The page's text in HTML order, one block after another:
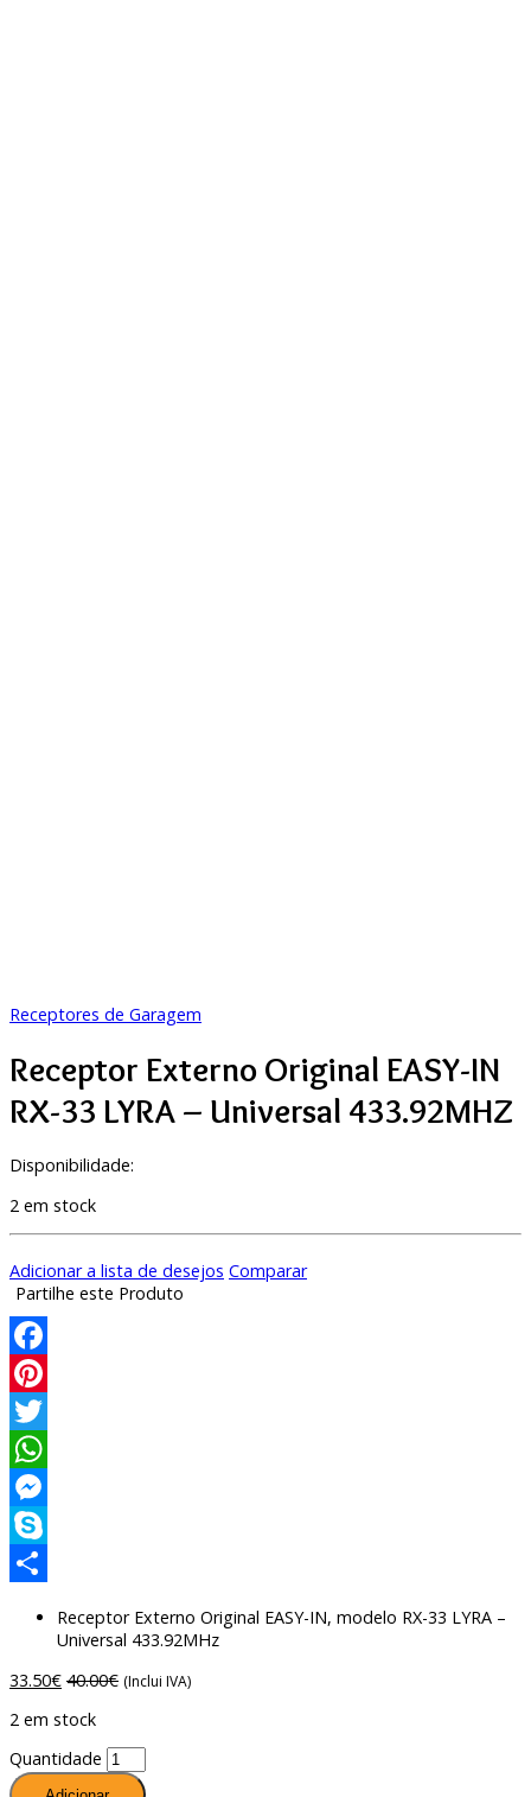
Receptores de Garagem
Receptor Externo Original EASY-IN
RX-33 LYRA – Universal 433.92MHZ
Disponibilidade:
2 em stock
Adicionar a lista de desejos Comparar
Partilhe este Produto
Facebook
Pinterest
Twitter
WhatsApp
Messenger
Skype
Receptor Externo Original EASY-IN, modelo RX-33 LYRA –
Universal 433.92MHz
33.50€ 40.00€ (Inclui IVA)
2 em stock
Quantidade